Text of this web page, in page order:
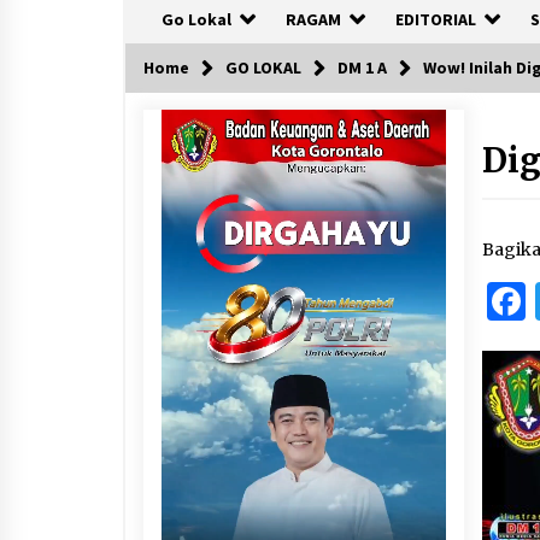
Go Lokal RAGAM EDITORIAL
Home GO LOKAL DM 1 A Wow! Inilah